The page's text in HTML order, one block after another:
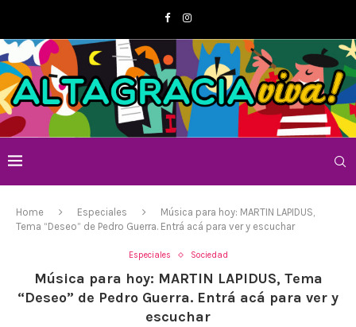
Home Especiales
Música para hoy: MARTIN LAPIDUS,
Tema “Deseo” de Pedro Guerra. Entrá acá para ver y escuchar
Especiales Sociedad
Música para hoy: MARTIN LAPIDUS, Tema
“Deseo” de Pedro Guerra. Entrá acá para ver y
escuchar